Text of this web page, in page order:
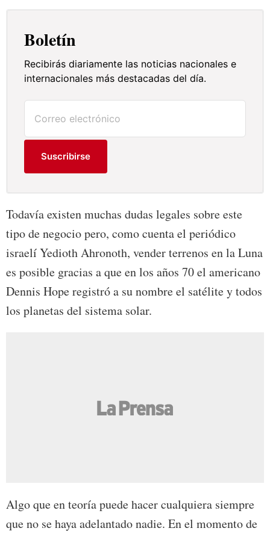
Boletín
Recibirás diariamente las noticias nacionales e
internacionales más destacadas del día.
Suscribirse
Todavía existen muchas dudas legales sobre este
tipo de negocio pero, como cuenta el periódico
israelí Yedioth Ahronoth, vender terrenos en la Luna
es posible gracias a que en los años 70 el americano
Dennis Hope registró a su nombre el satélite y todos
los planetas del sistema solar.
Algo que en teoría puede hacer cualquiera siempre
que no se haya adelantado nadie. En el momento de